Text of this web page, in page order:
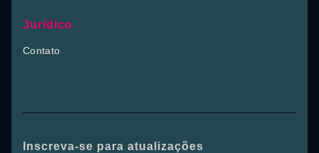
Jurídico
Contato
Inscreva-se para atualizações